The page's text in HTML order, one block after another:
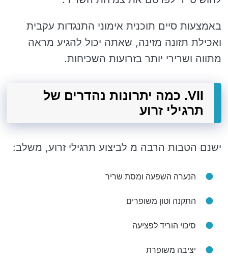
באמצעות סיים תוכנית אימוני התנגדות עקבית
ואכילת תזונה מזינה, שאתה יכול להגיע מראה
מתווה ושרירי יותר בזרועות השכיחות.
VII. כמה יתרונות נהדרים של
תרגילי זרוע
ישנם הטבות הרבה מ לביצוע תרגילי זרוע, משלב:
הנערה השפעה ומסת שריר
התקנה וטון משופרים
סיכוי הוריד לפציעה
יציבה משופרת